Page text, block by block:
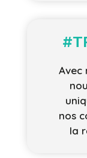
Avec
nos
la